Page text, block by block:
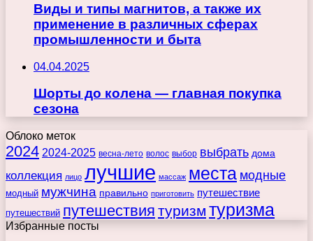
Виды и типы магнитов, а также их
применение в различных сферах
промышленности и быта
04.04.2025
Шорты до колена — главная покупка
сезона
Облоко меток
2024 2024-2025 весна-лето волос выбор выбрать дома
коллекция лицо лучшие массаж места модные
модный мужчина правильно приготовить путешествие
путешествий путешествия туризм туризма
Избранные посты